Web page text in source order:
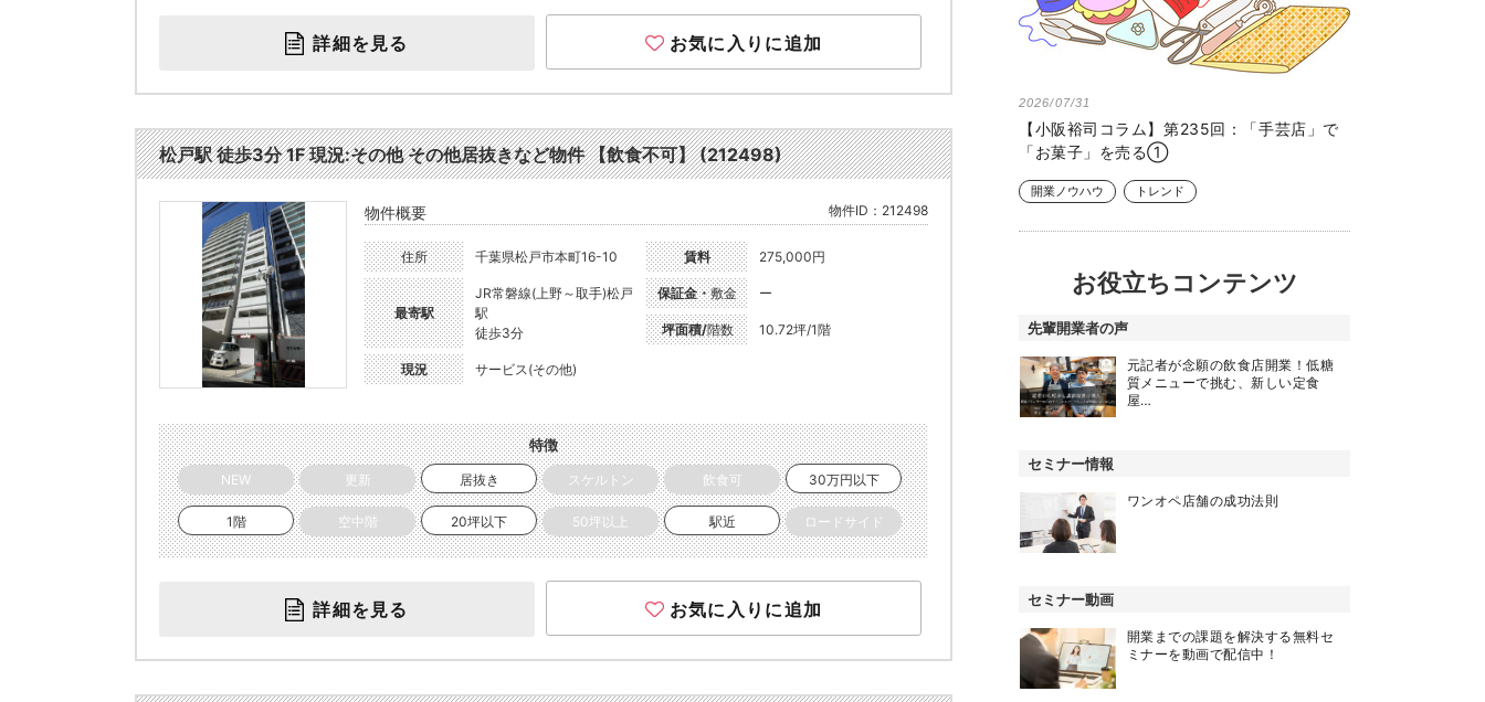
詳細を見る お気に入りに追加
松戸駅 徒歩3分 1F 現況:その他 その他居抜きなど物件 【飲食不可】 (212498)
物件概要 物件ID：212498
住所 千葉県松戸市本町16-10
最寄駅
JR常磐線(上野～取手)松戸
駅
徒歩3分
現況 サービス(その他)
賃料 275,000円
保証金・敷金 ー
坪面積/階数 10.72坪/1階
特徴
NEW 更新 居抜き スケルトン 飲食可 30万円以下
1階 空中階 20坪以下 50坪以上 駅近 ロードサイド
詳細を見る お気に入りに追加
2026/07/31
【小阪裕司コラム】第235回：「手芸店」で
「お菓子」を売る①
開業ノウハウ トレンド
お役立ちコンテンツ
先輩開業者の声
元記者が念願の飲食店開業！低糖
質メニューで挑む、新しい定食
屋…
セミナー情報
ワンオペ店舗の成功法則
セミナー動画
開業までの課題を解決する無料セ
ミナーを動画で配信中！